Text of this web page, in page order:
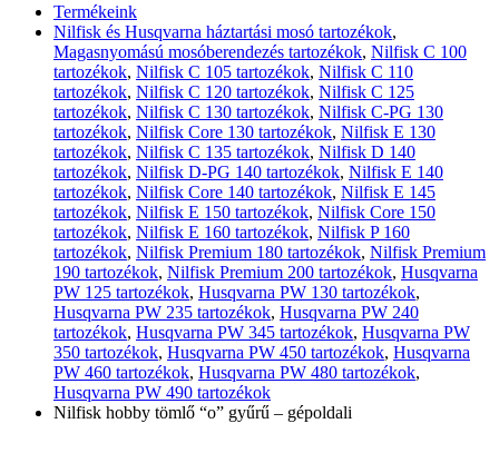
Termékeink
Nilfisk és Husqvarna háztartási mosó tartozékok,
Magasnyomású mosóberendezés tartozékok, Nilfisk C 100
tartozékok, Nilfisk C 105 tartozékok, Nilfisk C 110
tartozékok, Nilfisk C 120 tartozékok, Nilfisk C 125
tartozékok, Nilfisk C 130 tartozékok, Nilfisk C-PG 130
tartozékok, Nilfisk Core 130 tartozékok, Nilfisk E 130
tartozékok, Nilfisk C 135 tartozékok, Nilfisk D 140
tartozékok, Nilfisk D-PG 140 tartozékok, Nilfisk E 140
tartozékok, Nilfisk Core 140 tartozékok, Nilfisk E 145
tartozékok, Nilfisk E 150 tartozékok, Nilfisk Core 150
tartozékok, Nilfisk E 160 tartozékok, Nilfisk P 160
tartozékok, Nilfisk Premium 180 tartozékok, Nilfisk Premium
190 tartozékok, Nilfisk Premium 200 tartozékok, Husqvarna
PW 125 tartozékok, Husqvarna PW 130 tartozékok,
Husqvarna PW 235 tartozékok, Husqvarna PW 240
tartozékok, Husqvarna PW 345 tartozékok, Husqvarna PW
350 tartozékok, Husqvarna PW 450 tartozékok, Husqvarna
PW 460 tartozékok, Husqvarna PW 480 tartozékok,
Husqvarna PW 490 tartozékok
Nilfisk hobby tömlő “o” gyűrű – gépoldali